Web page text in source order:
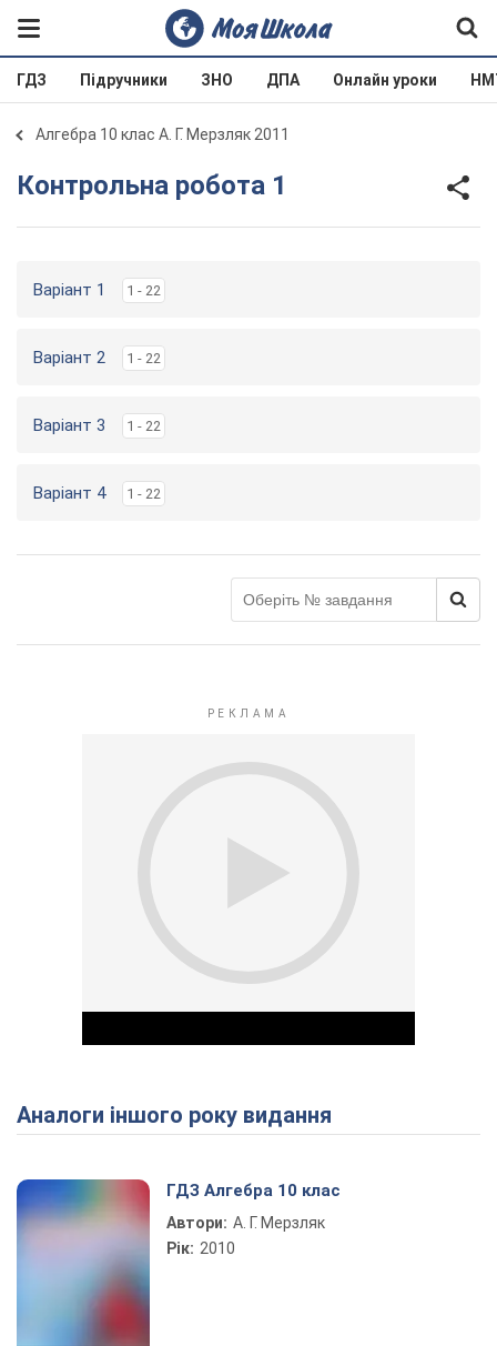
ГДЗ Підручники ЗНО ДПА Онлайн уроки
Алгебра 10 клас А. Г. Мерзляк 2011
Контрольна робота 1
Варіант 1 1 - 22
Варіант 2 1 - 22
Варіант 3 1 - 22
Варіант 4 1 - 22
Play Video
Аналоги іншого року видання
ГДЗ Алгебра 10 клас
Автори: А. Г. Мерзляк
Рік: 2010